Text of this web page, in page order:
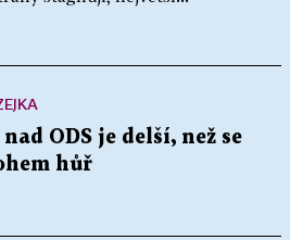
bez poplatků v základním a
kombinovat
ODS je delší, než se
hůř